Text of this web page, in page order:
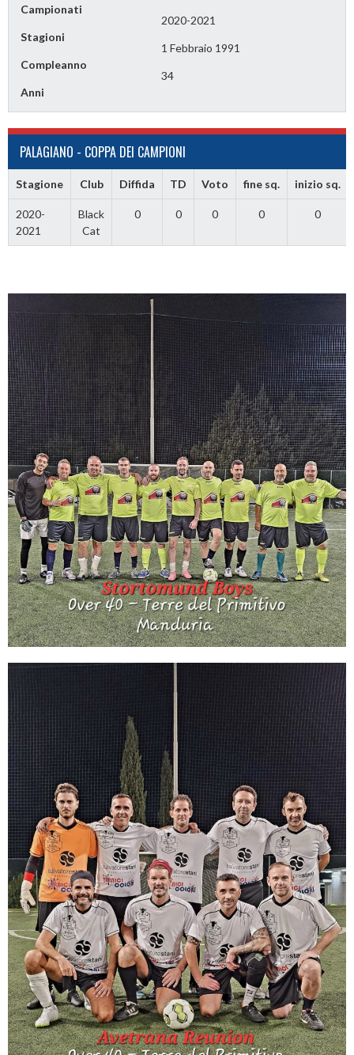
Campionati
Stagioni
2020-2021
Compleanno
1 Febbraio 1991
Anni
34
PALAGIANO - COPPA DEI CAMPIONI
Stagione Club Diffida TD Voto fine sq. inizio sq.
2020-
2021
Black
Cat
0 0 0 0 0